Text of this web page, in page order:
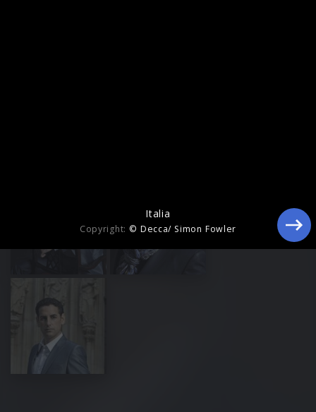
Italia
Copyright: © Decca/ Simon Fowler